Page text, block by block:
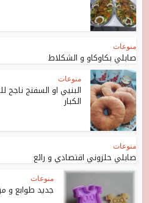
منوعات
صابلي بكاوكاو و الشكلاط
منوعات
البنيي او السفنج
الكبار
منوعات
صابلي حلزوني اقتصادي و رائع
منوعات
جديد طوابع و